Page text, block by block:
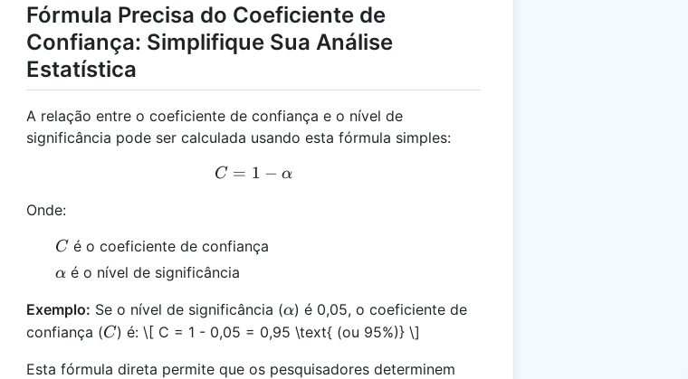
Fórmula Precisa do Coeficiente de
Confiança: Simplifique Sua Análise
Estatística
A relação entre o coeficiente de confiança e o nível de
significância pode ser calculada usando esta fórmula simples:
C = 1 - \alpha
C = 1 − α
Onde:
C
C é o coeficiente de confiança
\alpha
α é o nível de significância
Exemplo: Se o nível de significância (\alpha
α) é 0,05, o coeficiente de
confiança (C
C) é:\[ C = 1 - 0,05 = 0,95 \text{ (ou 95%)} \]
Esta fórmula direta permite que os pesquisadores determinem